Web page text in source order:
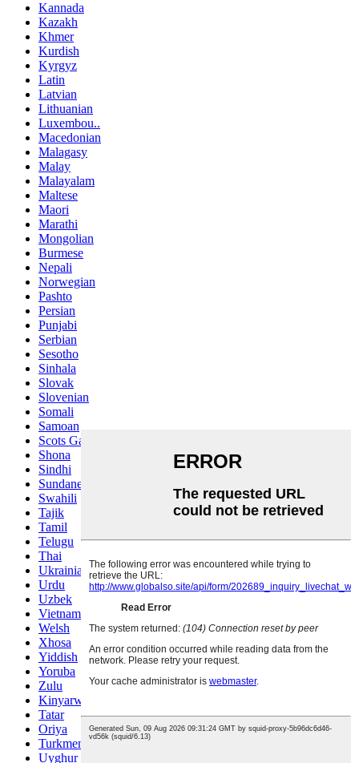
Kannada
Kazakh
Khmer
Kurdish
Kyrgyz
Latin
Latvian
Lithuanian
Luxembou..
Macedonian
Malagasy
Malay
Malayalam
Maltese
Maori
Marathi
Mongolian
Burmese
Nepali
Norwegian
Pashto
Persian
Punjabi
Serbian
Sesotho
Sinhala
Slovak
Slovenian
Somali
Samoan
Scots Gaelic
Shona
Sindhi
Sundanese
Swahili
Tajik
Tamil
Telugu
Thai
Ukrainian
Urdu
Uzbek
Vietnamese
Welsh
Xhosa
Yiddish
Yoruba
Zulu
Kinyarwanda
Tatar
Oriya
Turkmen
Uyghur